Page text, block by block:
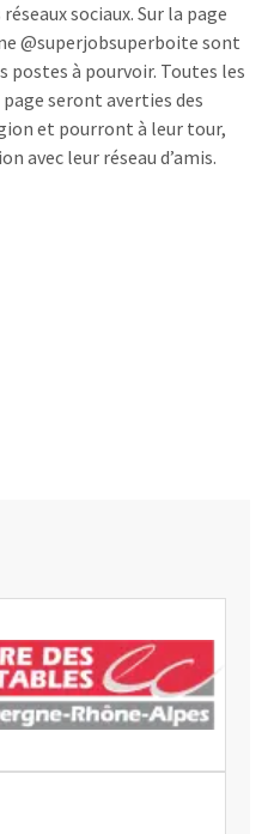
sociaux. Sur la page
@superjobsuperboite sont
à pourvoir. Toutes les
seront averties des
et pourront à leur tour,
avec leur réseau d’amis.